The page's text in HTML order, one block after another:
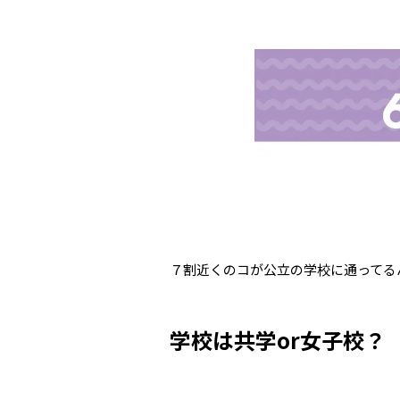
７割近くのコが公立の学校に通って
学校は共学or女子校？